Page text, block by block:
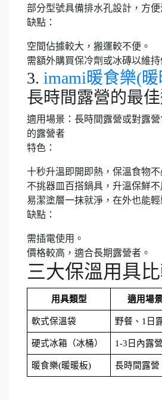
部分型號具備排水孔設計，方便
缺點：
空間佔據較大，搬運較不便。
需額外購買保冷劑或冰磚以維持
3. imami暖食樂(
長時間露營的最
適用場景：長時間露營或對露
的露營者
特色：
十秒升溫即開即熱，保溫食物不
不挑器皿百搭鍋具，升溫保鮮不
易潔塗層一抹就淨，在外也能輕
缺點：
需插電使用。
價格較高，適合長期露營者。
三大保溫用具
用具類型 適用場
軟式保溫袋 野餐、1日
硬式冰箱（冰桶） 1-3日內露營
暖食樂(暖暖板) 長時間露營